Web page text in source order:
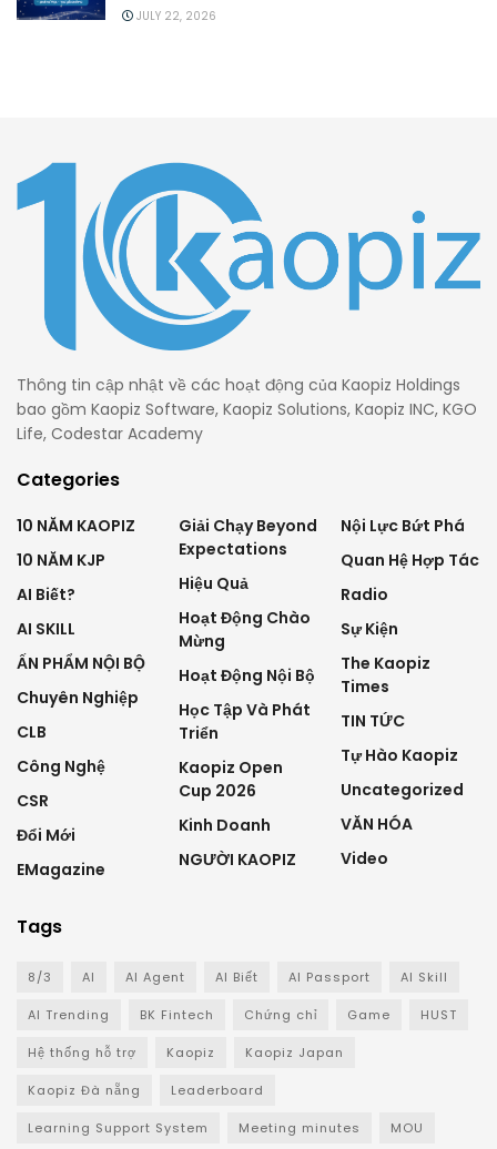
JULY 22, 2026
Thông tin cập nhật về các hoạt động của Kaopiz Holdings
bao gồm Kaopiz Software, Kaopiz Solutions, Kaopiz INC, KGO
Life, Codestar Academy
Categories
10 NĂM KAOPIZ
10 NĂM KJP
AI Biết?
AI SKILL
ẤN PHẨM NỘI BỘ
Chuyên Nghiệp
CLB
Công Nghệ
CSR
Đổi Mới
EMagazine
Giải Chạy Beyond
Expectations
Hiệu Quả
Hoạt Động Chào
Mừng
Hoạt Động Nội Bộ
Học Tập Và Phát
Triển
Kaopiz Open
Cup 2026
Kinh Doanh
NGƯỜI KAOPIZ
Nội Lực Bứt Phá
Quan Hệ Hợp Tác
Radio
Sự Kiện
The Kaopiz
Times
TIN TỨC
Tự Hào Kaopiz
Uncategorized
VĂN HÓA
Video
Tags
8/3 AI AI Agent AI Biết AI Passport AI Skill
AI Trending BK Fintech Chứng chỉ Game HUST
Hệ thống hỗ trợ Kaopiz Kaopiz Japan
Kaopiz Đà nẵng Leaderboard
Learning Support System Meeting minutes MOU